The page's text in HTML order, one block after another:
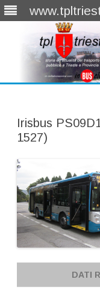
Irisbus
1527)
DATI